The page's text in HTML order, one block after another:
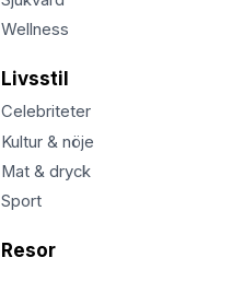
Wellness
Livsstil
Celebriteter
Kultur & nöje
Mat & dryck
Sport
Resor